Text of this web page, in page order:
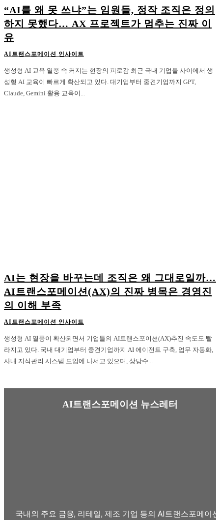
“AI를 왜 못 쓰냐”는 임원들, 정작 조직은 정의
하지 못했다… AX 프로젝트가 멈추는 진짜 이
유
AI트랜스포메이션 인사이트
생성형 AI 교육 열풍 속 커지는 현장의 피로감 최근 국내 기업들 사이에서 생
성형 AI 교육이 빠르게 확산되고 있다. 대기업부터 중견기업까지 GPT,
Claude, Gemini 활용 교육이...
AI는 현장을 바꾸는데 조직은 왜 그대로일까…
AI트랜스포메이션(AX)의 진짜 병목은 경영진
의 이해 부족
AI트랜스포메이션 인사이트
생성형 AI 열풍이 확산되면서 기업들의 AI트랜스포이션(AX)추진 속도도 빨
라지고 있다. 국내 대기업부터 중견기업까지 AI 에이전트 구축, 업무 자동화,
사내 지식관리 시스템 도입에 나서고 있으며, 상당수...
AI트랜스포메이션 뉴스레터
국내외 주요 금융, 리테일, 제조 기업 등의 AI트랜스포메이션